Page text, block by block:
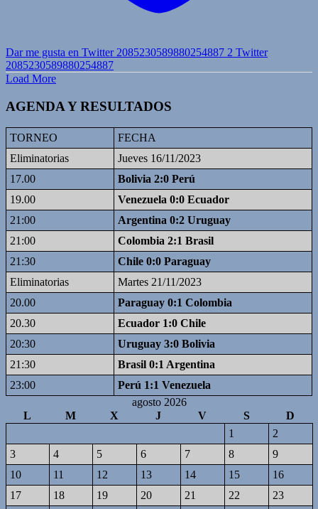
Dar me gusta en Twitter 2085230589880254887 2 Twitter
2085230589880254887
Load More
AGENDA Y RESULTADOS
TORNEO
FECHA
Eliminatorias
Jueves 16/11/2023
17.00
Bolivia 2:0 Perú
19.00
Venezuela 0:0 Ecuador
21:00
Argentina 0:2 Uruguay
21:00
Colombia 2:1 Brasil
21:30
Chile 0:0 Paraguay
Eliminatorias
Martes 21/11/2023
20.00
Paraguay 0:1 Colombia
20.30
Ecuador 1:0 Chile
20:30
Uruguay 3:0 Bolivia
21:30
Brasil 0:1 Argentina
23:00
Perú 1:1 Venezuela
agosto 2026
L
M X J V S
D
1
2
3
4 5 6 7 8
9
10
11 12 13 14 15
16
17
18 19 20 21 22
23